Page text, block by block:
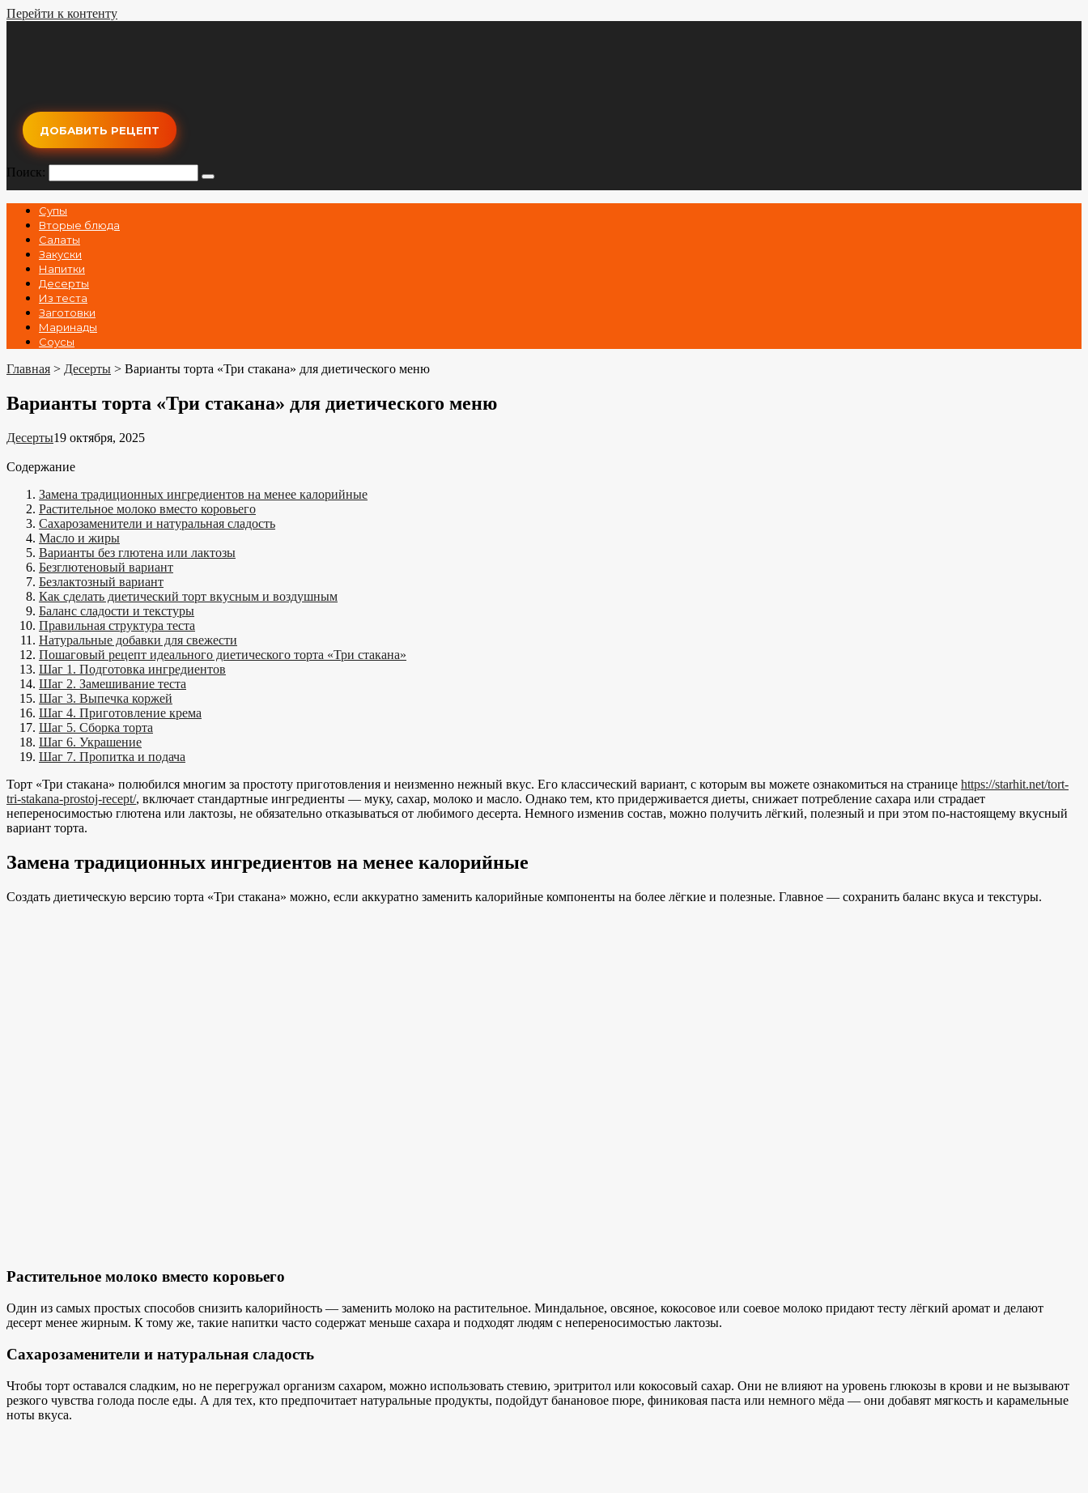
Перейти к контенту
ДОБАВИТЬ РЕЦЕПТ
Поиск:
Супы
Вторые блюда
Салаты
Закуски
Напитки
Десерты
Из теста
Заготовки
Маринады
Соусы
Главная > Десерты > Варианты торта «Три стакана» для диетического меню
Варианты торта «Три стакана» для диетического меню
Десерты19 октября, 2025
Содержание
Замена традиционных ингредиентов на менее калорийные
Растительное молоко вместо коровьего
Сахарозаменители и натуральная сладость
Масло и жиры
Варианты без глютена или лактозы
Безглютеновый вариант
Безлактозный вариант
Как сделать диетический торт вкусным и воздушным
Баланс сладости и текстуры
Правильная структура теста
Натуральные добавки для свежести
Пошаговый рецепт идеального диетического торта «Три стакана»
Шаг 1. Подготовка ингредиентов
Шаг 2. Замешивание теста
Шаг 3. Выпечка коржей
Шаг 4. Приготовление крема
Шаг 5. Сборка торта
Шаг 6. Украшение
Шаг 7. Пропитка и подача
Торт «Три стакана» полюбился многим за простоту приготовления и неизменно нежный вкус. Его классический вариант, с которым вы можете ознакомиться на странице https://starhit.net/tort-
tri-stakana-prostoj-recept/, включает стандартные ингредиенты — муку, сахар, молоко и масло. Однако тем, кто придерживается диеты, снижает потребление сахара или страдает
непереносимостью глютена или лактозы, не обязательно отказываться от любимого десерта. Немного изменив состав, можно получить лёгкий, полезный и при этом по-настоящему вкусный
вариант торта.
Замена традиционных ингредиентов на менее калорийные
Создать диетическую версию торта «Три стакана» можно, если аккуратно заменить калорийные компоненты на более лёгкие и полезные. Главное — сохранить баланс вкуса и текстуры.
Растительное молоко вместо коровьего
Один из самых простых способов снизить калорийность — заменить молоко на растительное. Миндальное, овсяное, кокосовое или соевое молоко придают тесту лёгкий аромат и делают
десерт менее жирным. К тому же, такие напитки часто содержат меньше сахара и подходят людям с непереносимостью лактозы.
Сахарозаменители и натуральная сладость
Чтобы торт оставался сладким, но не перегружал организм сахаром, можно использовать стевию, эритритол или кокосовый сахар. Они не влияют на уровень глюкозы в крови и не вызывают
резкого чувства голода после еды. А для тех, кто предпочитает натуральные продукты, подойдут банановое пюре, финиковая паста или немного мёда — они добавят мягкость и карамельные
ноты вкуса.